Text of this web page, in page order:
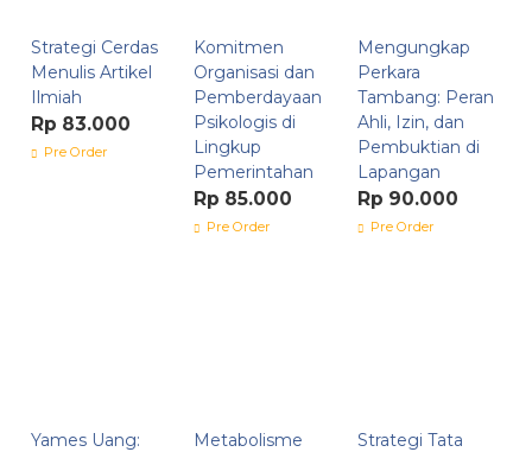
Strategi Cerdas
Menulis Artikel
Ilmiah
Rp 83.000
Pre Order
Komitmen
Organisasi dan
Pemberdayaan
Psikologis di
Lingkup
Pemerintahan
Rp 85.000
Pre Order
Mengungkap
Perkara
Tambang: Peran
Ahli, Izin, dan
Pembuktian di
Lapangan
Rp 90.000
Pre Order
Yames Uang:
Metabolisme
Strategi Tata